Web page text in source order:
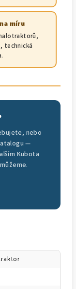
míru
technická
nebo
—
Kubota